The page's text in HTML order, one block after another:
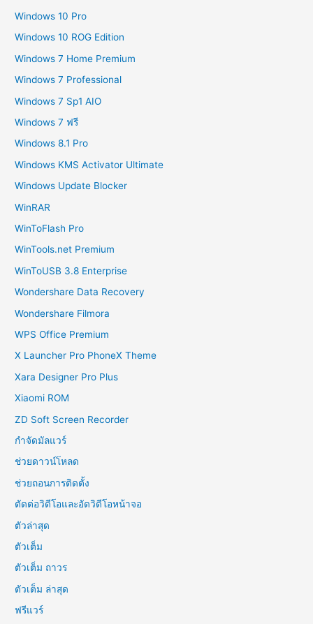
Windows 10 Pro
Windows 10 ROG Edition
Windows 7 Home Premium
Windows 7 Professional
Windows 7 Sp1 AIO
Windows 7 ฟรี
Windows 8.1 Pro
Windows KMS Activator Ultimate
Windows Update Blocker
WinRAR
WinToFlash Pro
WinTools.net Premium
WinToUSB 3.8 Enterprise
Wondershare Data Recovery
Wondershare Filmora
WPS Office Premium
X Launcher Pro PhoneX Theme
Xara Designer Pro Plus
Xiaomi ROM
ZD Soft Screen Recorder
กำจัดมัลแวร์
ช่วยดาวน์โหลด
ช่วยถอนการติดตั้ง
ตัดต่อวิดีโอและอัดวิดีโอหน้าจอ
ตัวล่าสุด
ตัวเต็ม
ตัวเต็ม ถาวร
ตัวเต็ม ล่าสุด
ฟรีแวร์